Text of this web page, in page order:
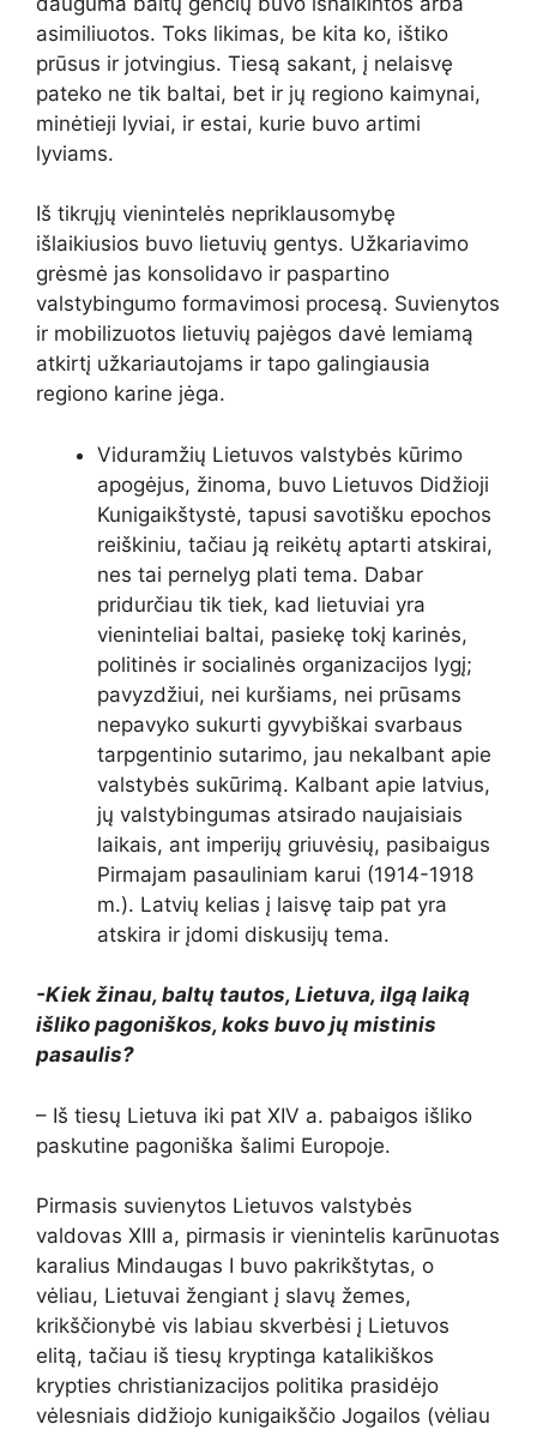
asimiliuotos. Toks likimas, be kita ko, ištiko
prūsus ir jotvingius. Tiesą sakant, į nelaisvę
pateko ne tik baltai, bet ir jų regiono kaimynai,
minėtieji lyviai, ir estai, kurie buvo artimi
lyviams.
Iš tikrųjų vienintelės nepriklausomybę
išlaikiusios buvo lietuvių gentys. Užkariavimo
grėsmė jas konsolidavo ir paspartino
valstybingumo formavimosi procesą. Suvienytos
ir mobilizuotos lietuvių pajėgos davė lemiamą
atkirtį užkariautojams ir tapo galingiausia
regiono karine jėga.
Viduramžių Lietuvos valstybės kūrimo
apogėjus, žinoma, buvo Lietuvos Didžioji
Kunigaikštystė, tapusi savotišku epochos
reiškiniu, tačiau ją reikėtų aptarti atskirai,
nes tai pernelyg plati tema. Dabar
pridurčiau tik tiek, kad lietuviai yra
vieninteliai baltai, pasiekę tokį karinės,
politinės ir socialinės organizacijos lygį;
pavyzdžiui, nei kuršiams, nei prūsams
nepavyko sukurti gyvybiškai svarbaus
tarpgentinio sutarimo, jau nekalbant apie
valstybės sukūrimą. Kalbant apie latvius,
jų valstybingumas atsirado naujaisiais
laikais, ant imperijų griuvėsių, pasibaigus
Pirmajam pasauliniam karui (1914-1918
m.). Latvių kelias į laisvę taip pat yra
atskira ir įdomi diskusijų tema.
-Kiek žinau, baltų tautos, Lietuva, ilgą laiką
išliko pagoniškos, koks buvo jų mistinis
pasaulis?
– Iš tiesų Lietuva iki pat XIV a. pabaigos išliko
paskutine pagoniška šalimi Europoje.
Pirmasis suvienytos Lietuvos valstybės
valdovas XIII a, pirmasis ir vienintelis karūnuotas
karalius Mindaugas I buvo pakrikštytas, o
vėliau, Lietuvai žengiant į slavų žemes,
krikščionybė vis labiau skverbėsi į Lietuvos
elitą, tačiau iš tiesų kryptinga katalikiškos
krypties christianizacijos politika prasidėjo
vėlesniais didžiojo kunigaikščio Jogailos (vėliau